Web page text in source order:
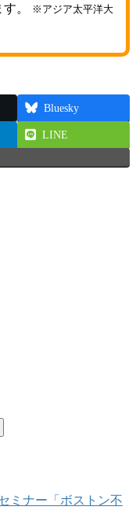
。
※アジア太平洋大
Bluesky
LINE
ミナー「ボストン不